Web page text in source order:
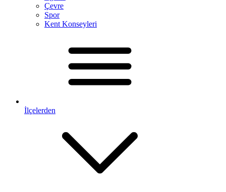
Çevre
Spor
Kent Konseyleri
İlçelerden